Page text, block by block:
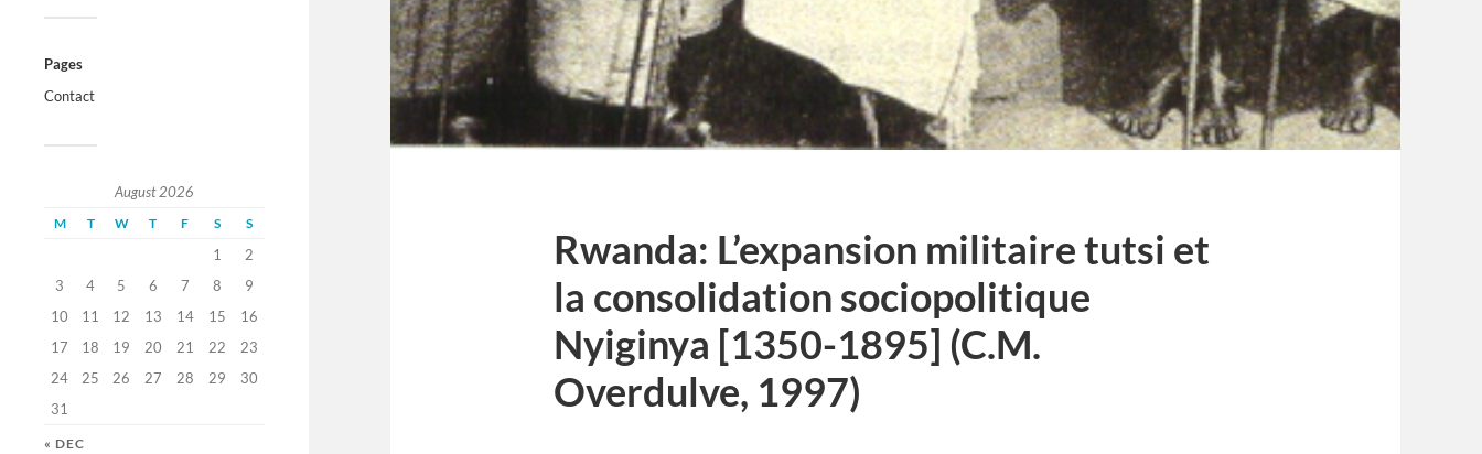
Pages
Contact
August 2026
M T W T F S S
1
2
3
4 5 6 7 8
9
10
11 12 13 14 15
16
17
18 19 20 21 22
23
24
25 26 27 28 29
30
31
« DEC
Rwanda: L’expansion militaire tutsi et
la consolidation sociopolitique
Nyiginya [1350-1895] (C.M.
Overdulve, 1997)